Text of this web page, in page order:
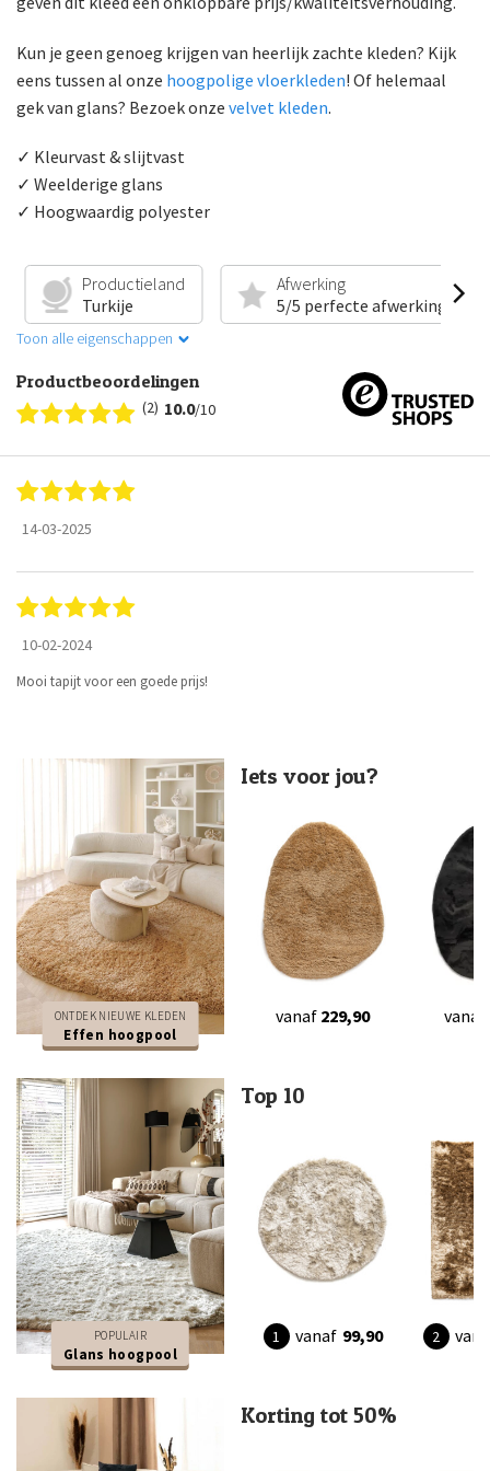
Kun je geen genoeg krijgen van heerlijk zachte kleden? Kijk
eens tussen al onze hoogpolige vloerkleden! Of helemaal
gek van glans? Bezoek onze velvet kleden.
✓ Kleurvast & slijtvast
✓ Weelderige glans
✓ Hoogwaardig polyester
Productieland
Turkije
Afwerking
5/5 perfecte afwerking
Toon alle eigenschappen
Productbeoordelingen
(2) 10.0/10
14-03-2025
10-02-2024
Mooi tapijt voor een goede prijs!
ONTDEK NIEUWE KLEDEN
Effen hoogpool
Iets voor jou?
vanaf 229,90 vanaf
POPULAIR
Glans hoogpool
Top 10
vanaf 99,90
Korting tot 50%